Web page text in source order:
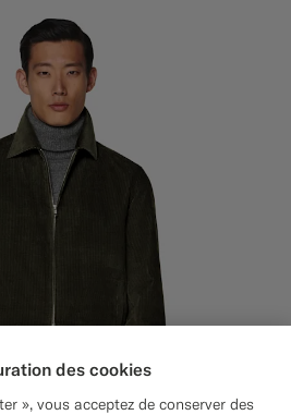
des cookies
», vous acceptez de conserver des